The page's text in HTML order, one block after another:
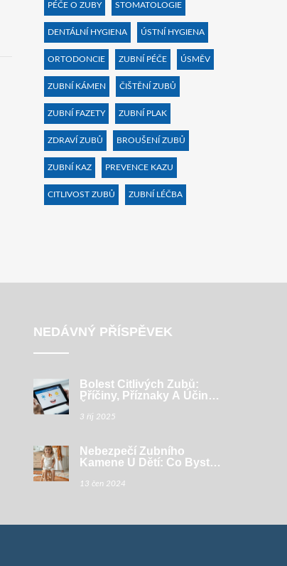
PÉČE O ZUBY STOMATOLOGIE
DENTÁLNÍ HYGIENA ÚSTNÍ HYGIENA
ORTODONCIE ZUBNÍ PÉČE ÚSMĚV
ZUBNÍ KÁMEN ČIŠTĚNÍ ZUBŮ
ZUBNÍ FAZETY ZUBNÍ PLAK
ZDRAVÍ ZUBŮ BROUŠENÍ ZUBŮ
ZUBNÍ KAZ PREVENCE KAZU
CITLIVOST ZUBŮ ZUBNÍ LÉČBA
NEDÁVNÝ PŘÍSPĚVEK
Bolest Citlivých Zubů:
Příčiny, Příznaky A Účinná
3 říj 2025
Nebezpečí Zubního
Kamene U Dětí: Co Byste
13 čen 2024